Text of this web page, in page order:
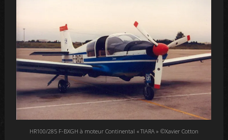
HR100/285 F-BXGH à moteur Continental « TIARA » ©Xavier Cotton